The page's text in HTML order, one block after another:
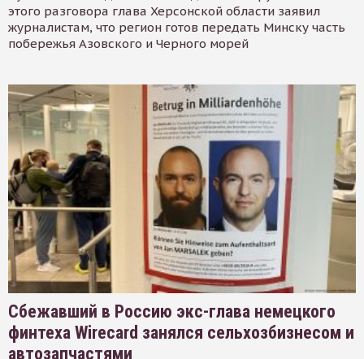
этого разговора глава Херсонской области заявил
журналистам, что регион готов передать Минску часть
побережья Азовского и Черного морей
Сбежавший в Россию экс-глава немецкого
финтеха Wirecard занялся сельхозбизнесом и
автозапчастями